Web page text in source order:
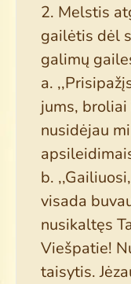
Litanijos
Novenos
Tekstai
Search
for:
2. Melstis
gailėtis dėl
galimų
a.
jums,
nusidėjau
b.
visada
nusikaltęs
Viešpatie!
taisytis.